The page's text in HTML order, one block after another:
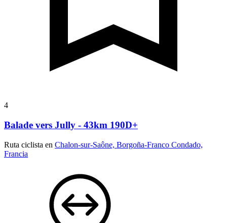
4
Balade vers Jully - 43km 190D+
Ruta ciclista en Chalon-sur-Saône, Borgoña-Franco Condado,
Francia